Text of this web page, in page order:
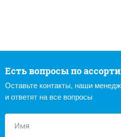
Есть вопросы по
Оставьте контакты, наши
и ответят на все вопросы